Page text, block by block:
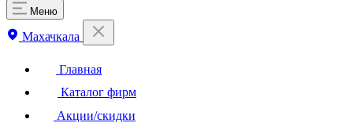
Меню
Махачкала
Главная
Каталог фирм
Акции/скидки